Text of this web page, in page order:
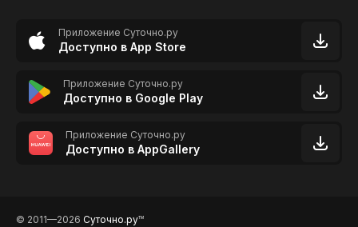
Приложение Суточно.ру
Доступно в App Store
Приложение Суточно.ру
Доступно в Google Play
Приложение Суточно.ру
Доступно в AppGallery
© 2011—2026 Суточно.руTM